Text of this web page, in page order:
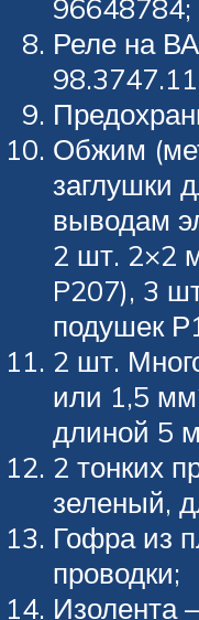
96648784;
Реле на
Обжим
заглушки
выводам
2 шт. 2×2
P207), 3
подушек
2 шт.
или 1,5
длиной 5
2 тонких
зеленый,
Гофра из
проводки;
Изолента